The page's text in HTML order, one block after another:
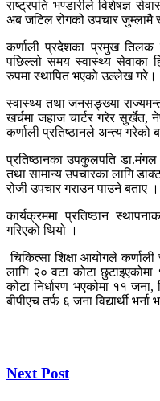
राष्ट्रपति भण्डारीले विशेषज्ञ
अब जटिल रोगको उपचार जुम्लामै
कर्णाली प्रदेशका प्रमुख तिलक
पछिल्लो समय स्वास्थ्य सेवाका
रुपमा स्थापित भएको उल्लेख गरे।
स्वास्थ्य तथा जनसङ्ख्या
खर्चमा जहाज चार्टर गरेर सुर्खेत,
कर्णाली प्रतिष्ठानले अन्त्य गरेको
प्रतिष्ठानका उपकुलपति डा.मंगल
तथा सामान्य उपचारका लागि
रोजी उपचार गराउन पाउने बताए ।
कार्यक्रममा प्रतिष्ठान
गरिएको थियो ।
चिकित्सा शिक्षा आयोगले कर्णाली
लागि २० वटा कोटा
कोटा निर्धारण भएकोमा ११
बीपीएच तर्फ ६ जना विद्यार्थी
Next Post